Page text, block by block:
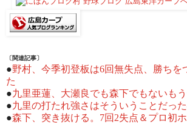
〔関連記事〕
●野村、今季初登板は6回無失点、勝ちを
た
●九里亜蓮、大瀬良でも森下でもないも
●九里の打たれ強さはそういうことだっ
●森下、突き抜ける。7回2失点＆プロ初